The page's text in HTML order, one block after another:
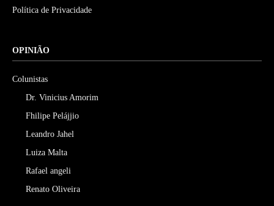
Política de Privacidade
OPINIÃO
Colunistas
Dr. Vinicius Amorim
Fhilipe Pelájjio
Leandro Jahel
Luiza Malta
Rafael angeli
Renato Oliveira